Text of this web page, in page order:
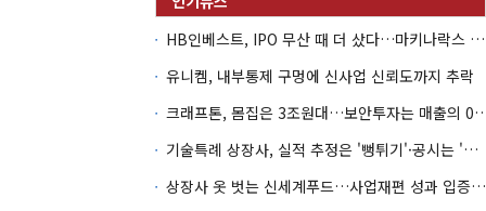
HB인베스트, IPO 무산 때 더 샀다…마키나락스 투자 2.7배 회수
유니켐, 내부통제 구멍에 신사업 신뢰도까지 추락
크래프톤, 몸집은 3조원대…
기술특례 상장사, 실적 추정은 '뻥튀기'·공시는 '누락'
상장사 옷 벗는 신세계푸드…사업재편 성과 입증할까